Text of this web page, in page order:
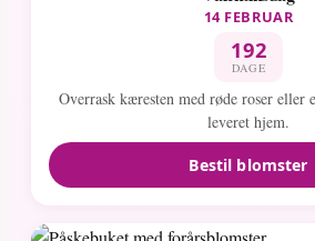
14 FEBRUAR
192
DAGE
Overrask kæresten med røde roser eller
leveret hjem.
Bestil blomster